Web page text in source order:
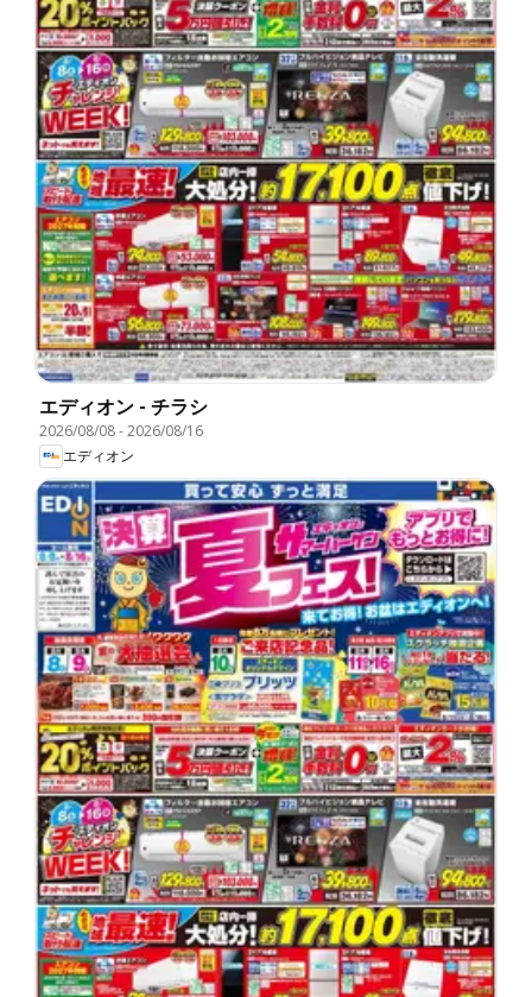
エディオン - チラシ
2026/08/08-2026/08/16
エディオン